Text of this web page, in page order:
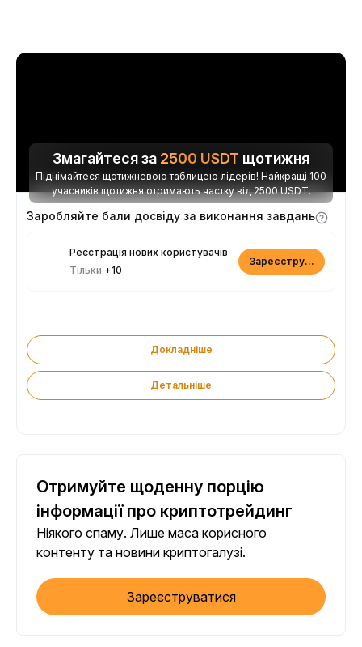
Змагайтеся за 2500 USDT щотижня
Піднімайтеся щотижневою таблицею лідерів! Найкращі 100
учасників щотижня отримають частку від 2500 USDT.
Заробляйте бали досвіду за виконання завдань
Реєстрація нових користувачів
Тільки +10
Зареєструватися
Докладніше
Детальніше
Отримуйте щоденну порцію
інформації про криптотрейдинг
Ніякого спаму. Лише маса корисного
контенту та новини криптогалузі.
Зареєструватися